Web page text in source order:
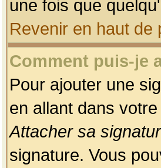
une fois que
Revenir en haut de
Comment puis-je
Pour ajouter une
en allant dans
Attacher sa
signature. Vous